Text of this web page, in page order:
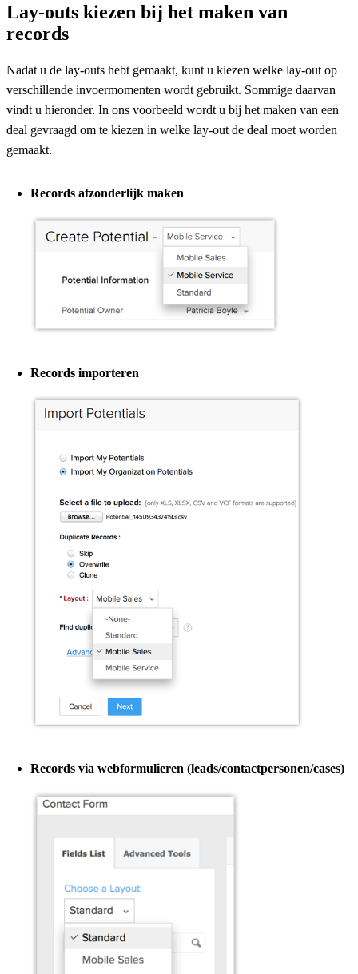
Lay-outs kiezen bij het maken van
records
Nadat u de lay-outs hebt gemaakt, kunt u kiezen welke lay-out op
verschillende invoermomenten wordt gebruikt. Sommige daarvan
vindt u hieronder. In ons voorbeeld wordt u bij het maken van een
deal gevraagd om te kiezen in welke lay-out de deal moet worden
gemaakt.
Records afzonderlijk maken
Records importeren
Records via webformulieren (leads/contactpersonen/cases)